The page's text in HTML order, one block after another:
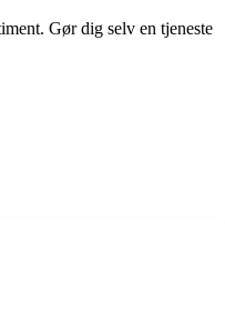
Gør dig selv en tjeneste